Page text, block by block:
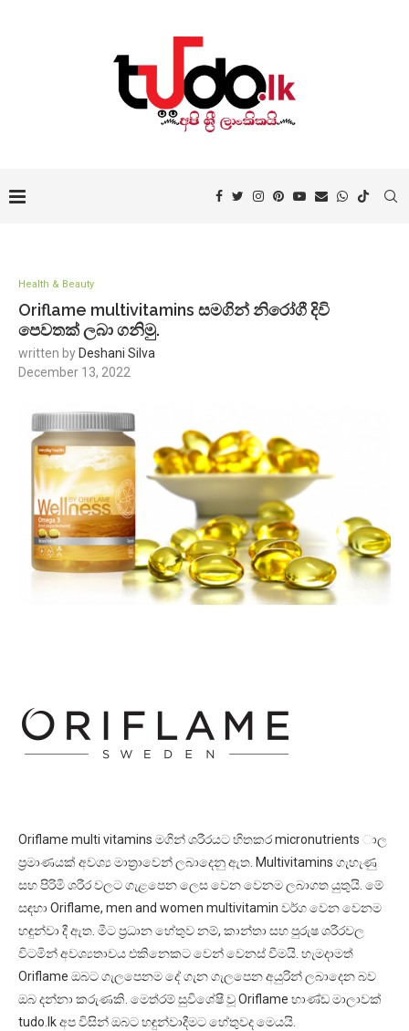
Health & Beauty
Oriflame multivitamins සමගින් නිරෝගී දිවි
පෙවතක් ලබා ගනිමු.
written by Deshani Silva
December 13, 2022
Oriflame multi vitamins මගින් ශරීරයට හිතකර micronutrients ාල
ප්‍රමාණයක් අවශ්‍ය මාත්‍රාවෙන් ලබාදෙනු ඇත. Multivitamins ගැහැණු
සහ පිරිමි ශරීර වලට ගැළපෙන ලෙස වෙන වෙනම ලබාගත යුතුයි. මේ
සඳහා Oriflame, men and women multivitamin වර්ග වෙන වෙනම
හඳුන්වා දී ඇත. මීට ප්‍රධාන හේතුව නම්, කාන්තා සහ පුරුෂ ශරීරවල
විටමින් අවශ්‍යතාවය එකිනෙකට වෙන් වෙනස් වීමයි. හැමදාමත්
Oriflame ඔබට ගැලපෙනම දේ ගැන ගැලපෙන අයුරින් ලබාදෙන බව
ඔබ දන්නා කරුණකි. මෙත්රම් සුවිශේෂී වූ Oriflame භාණ්ඩ මාලාවක්
tudo.lk අප විසින් ඔබට හඳුන්වාදීමට හේතුවද මෙයයි.